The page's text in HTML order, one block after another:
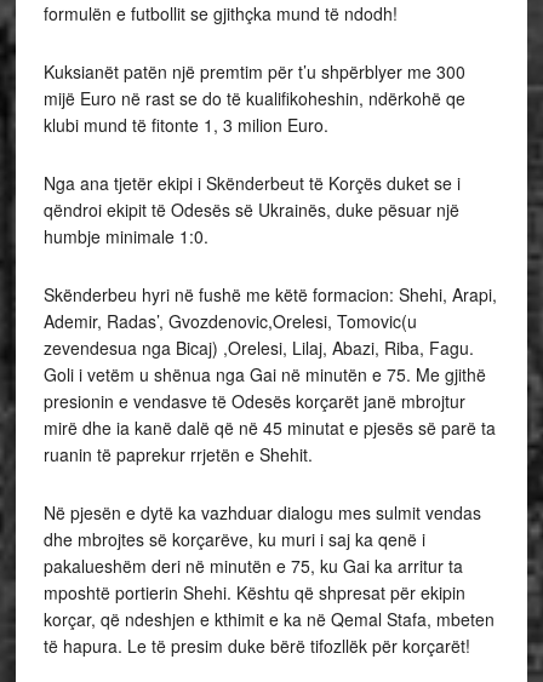
formulën e futbollit se gjithçka mund të ndodh!
Kuksianët patën një premtim për t’u shpërblyer me 300
mijë Euro në rast se do të kualifikoheshin, ndërkohë qe
klubi mund të fitonte 1, 3 milion Euro.
Nga ana tjetër ekipi i Skënderbeut të Korçës duket se i
qëndroi ekipit të Odesës së Ukrainës, duke pësuar një
humbje minimale 1:0.
Skënderbeu hyri në fushë me këtë formacion: Shehi, Arapi,
Ademir, Radas’, Gvozdenovic,Orelesi, Tomovic(u
zevendesua nga Bicaj) ,Orelesi, Lilaj, Abazi, Riba, Fagu.
Goli i vetëm u shënua nga Gai në minutën e 75. Me gjithë
presionin e vendasve të Odesës korçarët janë mbrojtur
mirë dhe ia kanë dalë që në 45 minutat e pjesës së parë ta
ruanin të paprekur rrjetën e Shehit.
Në pjesën e dytë ka vazhduar dialogu mes sulmit vendas
dhe mbrojtes së korçarëve, ku muri i saj ka qenë i
pakalueshëm deri në minutën e 75, ku Gai ka arritur ta
mposhtë portierin Shehi. Kështu që shpresat për ekipin
korçar, që ndeshjen e kthimit e ka në Qemal Stafa, mbeten
të hapura. Le të presim duke bërë tifozllëk për korçarët!